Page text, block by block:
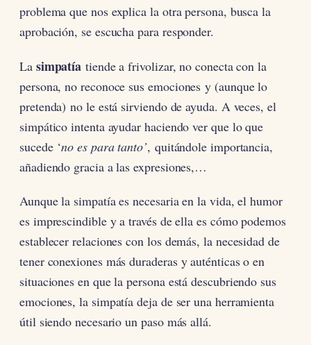
problema que nos explica la otra persona, busca la
aprobación, se escucha para responder.
La simpatíatiende a frivolizar, no conecta con la
persona, no reconoce sus emociones y (aunque lo
pretenda) no le está sirviendo de ayuda. A veces, el
simpático intenta ayudar haciendo ver que lo que
sucede ‘no es para tanto’, quitándole importancia,
añadiendo gracia a las expresiones,…
Aunque la simpatía es necesaria en la vida, el humor
es imprescindible y a través de ella es cómo podemos
establecer relaciones con los demás, la necesidad de
tener conexiones más duraderas y auténticas o en
situaciones en que la persona está descubriendo sus
emociones, la simpatía deja de ser una herramienta
útil siendo necesario un paso más allá.